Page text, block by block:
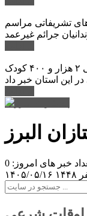
تشریفاتی مراسم
جرائم غیرعمد
مدیر کل بهزیستی استان البرز از شناسایی ۲ هزار و ۴۰۰ کودک
البرز
خبر های امروز: 0
۱۴۰۵/۰۵/۱۶